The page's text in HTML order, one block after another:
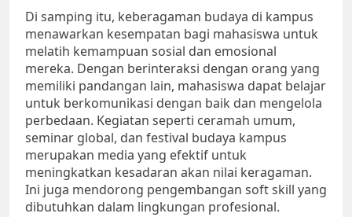
Di samping itu, keberagaman budaya di kampus
menawarkan kesempatan bagi mahasiswa untuk
melatih kemampuan sosial dan emosional
mereka. Dengan berinteraksi dengan orang yang
memiliki pandangan lain, mahasiswa dapat belajar
untuk berkomunikasi dengan baik dan mengelola
perbedaan. Kegiatan seperti ceramah umum,
seminar global, dan festival budaya kampus
merupakan media yang efektif untuk
meningkatkan kesadaran akan nilai keragaman.
Ini juga mendorong pengembangan soft skill yang
dibutuhkan dalam lingkungan profesional.